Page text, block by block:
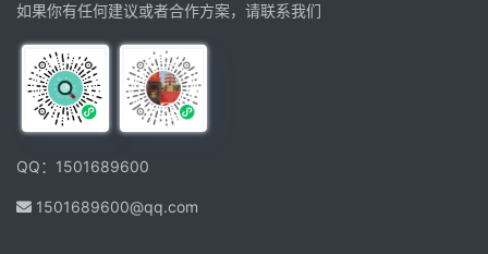
如果你有任何建议或者合作方案，请联系我们
QQ：1501689600
1501689600@qq.com